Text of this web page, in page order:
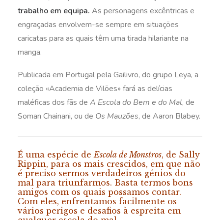
trabalho em equipa. As personagens excêntricas e
engraçadas envolvem-se sempre em situações
caricatas para as quais têm uma tirada hilariante na
manga.
Publicada em Portugal pela Gailivro, do grupo Leya, a
coleção «Academia de Vilões» fará as delícias
maléficas dos fãs de A Escola do Bem e do Mal, de
Soman Chainani, ou de Os Mauzões, de Aaron Blabey.
É uma espécie deEscola de Monstros, de Sally
Rippin, para os mais crescidos, em que não
é preciso sermos verdadeiros génios do
mal para triunfarmos. Basta termos bons
amigos com os quais possamos contar.
Com eles, enfrentamos facilmente os
vários perigos e desafios à espreita em